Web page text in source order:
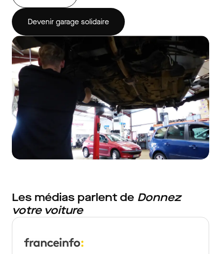
Devenir garage solidaire
Les médias parlent de Donnez
votre voiture